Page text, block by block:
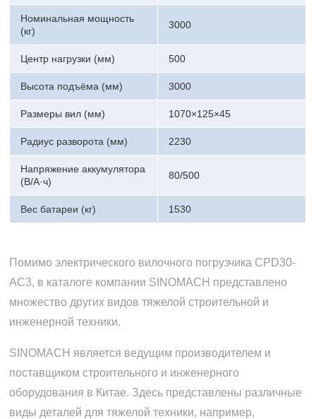
Номинальная мощность
(кг)
3000
Центр нагрузки (мм) 500
Высота подъёма (мм) 3000
Размеры вил (мм) 1070×125×45
Радиус разворота (мм) 2230
Напряжение аккумулятора
(В/А·ч)
80/500
Вес батареи (кг) 1530
Помимо электрического вилочного погрузчика CPD30-
AC3, в каталоге компании SINOMACH представлено
множество других видов тяжелой строительной и
инженерной техники.
SINOMACH является ведущим производителем и
поставщиком строительного и инженерного
оборудования в Китае. Здесь представлены различные
виды деталей для тяжелой техники, например,